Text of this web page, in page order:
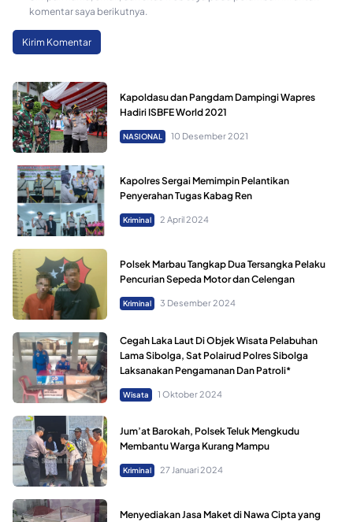
komentar saya berikutnya.
Kapoldasu dan Pangdam Dampingi Wapres
Hadiri ISBFE World 2021
NASIONAL 10 Desember 2021
Kapolres Sergai Memimpin Pelantikan
Penyerahan Tugas Kabag Ren
Kriminal 2 April 2024
Polsek Marbau Tangkap Dua Tersangka Pelaku
Pencurian Sepeda Motor dan Celengan
Kriminal 3 Desember 2024
Cegah Laka Laut Di Objek Wisata Pelabuhan
Lama Sibolga, Sat Polairud Polres Sibolga
Laksanakan Pengamanan Dan Patroli*
Wisata 1 Oktober 2024
Jum’at Barokah, Polsek Teluk Mengkudu
Membantu Warga Kurang Mampu
Kriminal 27 Januari 2024
Menyediakan Jasa Maket di Nawa Cipta yang